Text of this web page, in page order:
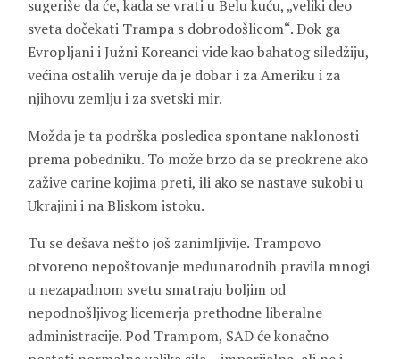
sugeriše da će, kada se vrati u Belu kuću, „veliki deo
sveta dočekati Trampa s dobrodošlicom“. Dok ga
Evropljani i Južni Koreanci vide kao bahatog siledžiju,
većina ostalih veruje da je dobar i za Ameriku i za
njihovu zemlju i za svetski mir.
Možda je ta podrška posledica spontane naklonosti
prema pobedniku. To može brzo da se preokrene ako
zažive carine kojima preti, ili ako se nastave sukobi u
Ukrajini i na Bliskom istoku.
Tu se dešava nešto još zanimljivije. Trampovo
otvoreno nepoštovanje međunarodnih pravila mnogi
u nezapadnom svetu smatraju boljim od
nepodnošljivog licemerja prethodne liberalne
administracije. Pod Trampom, SAD će konačno